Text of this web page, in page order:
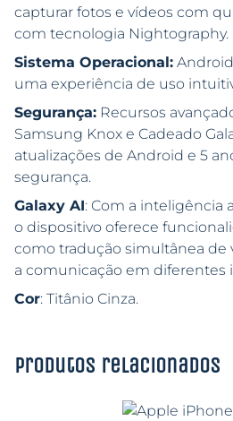
capturar fotos e vídeos com
com tecnologia Nightography.
Sistema Operacional:
uma experiência de uso
Segurança: Recursos
Samsung Knox e Cadeado
atualizações de Android e 5
segurança.
Galaxy AI: Com a inteligência
o dispositivo oferece
como tradução simultânea de
a comunicação em diferentes
Cor: Titânio Cinza.
Produtos relacionados